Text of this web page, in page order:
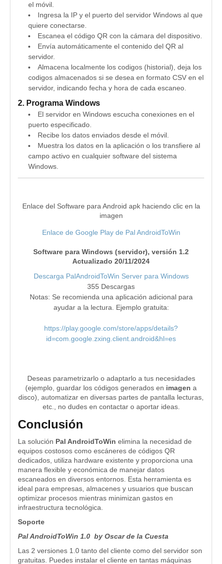
el móvil.
Ingresa la IP y el puerto del servidor Windows al que
quiere conectarse.
Escanea el código QR con la cámara del dispositivo.
Envía automáticamente el contenido del QR al
servidor.
Almacena localmente los codigos (historial), deja los
codigos almacenados si se desea en formato CSV en el
servidor, indicando fecha y hora de cada escaneo.
2. Programa Windows
El servidor en Windows escucha conexiones en el
puerto especificado.
Recibe los datos enviados desde el móvil.
Muestra los datos en la aplicación o los transfiere al
campo activo en cualquier software del sistema
Windows.
Enlace del Software para Android apk haciendo clic en la
imagen
Enlace de Google Play de Pal AndroidToWin
Software para Windows (servidor), versión 1.2
Actualizado 20/11/2024
Descarga PalAndroidToWin Server para Windows
355 Descargas
Notas: Se recomienda una aplicación adicional para
ayudar a la lectura. Ejemplo gratuita:
https://play.google.com/store/apps/details?
id=com.google.zxing.client.android&hl=es
Deseas parametrizarlo o adaptarlo a tus necesidades
(ejemplo, guardar los códigos generados en imagen a
disco), automatizar en diversas partes de pantalla lecturas,
etc., no dudes en contactar o aportar ideas.
Conclusión
La solución Pal AndroidToWin elimina la necesidad de
equipos costosos como escáneres de códigos QR
dedicados, utiliza hardware existente y proporciona una
manera flexible y económica de manejar datos
escaneados en diversos entornos. Esta herramienta es
ideal para empresas, almacenes y usuarios que buscan
optimizar procesos mientras minimizan gastos en
infraestructura tecnológica.
Soporte
Pal AndroidToWin 1.0 by Oscar de la Cuesta
Las 2 versiones 1.0 tanto del cliente como del servidor son
gratuitas. Puedes instalar el cliente en tantas máquinas